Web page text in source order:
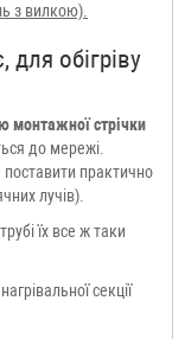
з вилкою).
обігріву
монтажної стрічки
до мережі.
поставити практично
лучів).
їх все ж таки
секції